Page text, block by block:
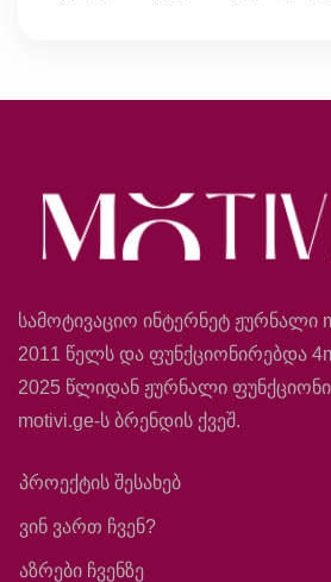
სამოტივაციო ინტერნეტ ჟურნალი
2011 წელს და ფუნქციონირებდა
2025 წლიდან ჟურნალი
motivi.ge-ს ბრენდის ქვეშ.
პროექტის შესახებ
ვინ ვართ ჩვენ?
აზრები ჩვენზე